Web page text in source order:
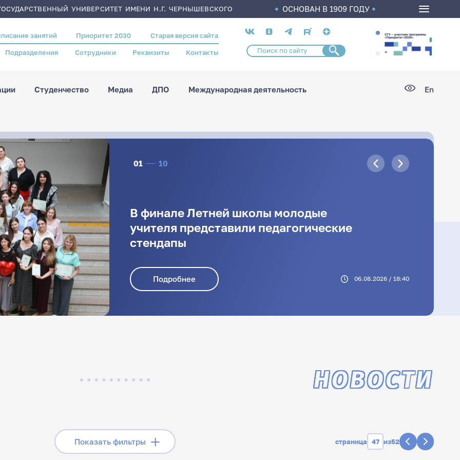
УНИВЕРСИТЕТ ИМЕНИ Н.Г. ЧЕРНЫШЕВСКОГО ОСНОВАН В 1909 ГОДУ
занятий Приоритет 2030 Старая версия сайта
Подразделения Сотрудники Реквизиты Контакты
Социальные
сети
Студенчество Медиа ДПО Международная деятельность En
01 10
В финале Летней школы молодые
учителя представили педагогические
стендапы
Подробнее 06.08.2026 / 18:40
НОВОСТИ
Показать фильтры страница из52